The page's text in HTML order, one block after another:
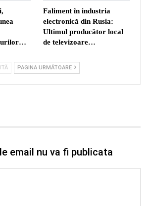
Faliment în industria
electronică din Rusia:
Ultimul producător local
de televizoare…
PAGINA URMĂTOARE
email nu va fi publicata